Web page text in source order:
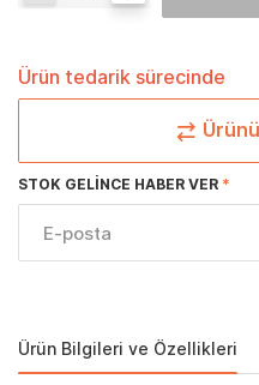
Ürün tedarik sürecinde
STOK GELINCE HABER VER
Ürün Bilgileri ve Özellikleri